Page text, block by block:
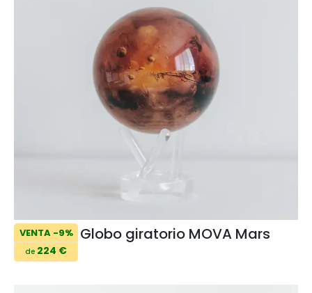
VENTA -9%
de 224 €
Globo giratorio MOVA Mars